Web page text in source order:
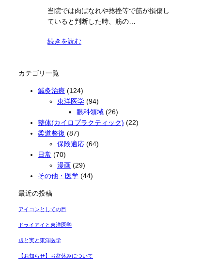
当院では肉ばなれや捻挫等で筋が損傷し
ていると判断した時、筋の…
続きを読む
カテゴリ一覧
鍼灸治療 (124)
東洋医学 (94)
眼科領域 (26)
整体(カイロプラクティック) (22)
柔道整復 (87)
保険適応 (64)
日常 (70)
漫画 (29)
その他・医学 (44)
最近の投稿
アイコンとしての目
ドライアイと東洋医学
虚と実と東洋医学
【お知らせ】お盆休みについて